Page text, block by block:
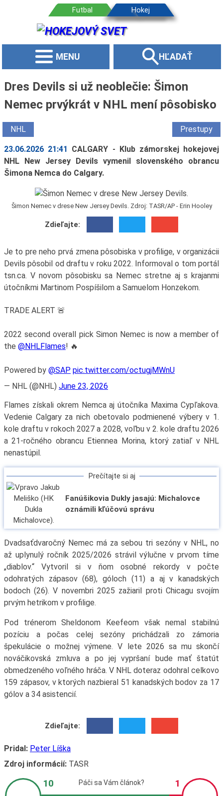
MENU HĽADAŤ
Dres Devils si už neoblečie: Šimon
Nemec prvýkrát v NHL mení pôsobisko
NHL Prestupy
23.06.2026 21:41 CALGARY - Klub zámorskej hokejovej
NHL New Jersey Devils vymenil slovenského obrancu
Šimona Nemca do Calgary.
Šimon Nemec v drese New Jersey Devils. Zdroj: TASR/AP - Erin Hooley
Zdieľajte:
Je to pre neho prvá zmena pôsobiska v profilige, v organizácii
Devils pôsobil od draftu v roku 2022. Informoval o tom portál
tsn.ca. V novom pôsobisku sa Nemec stretne aj s krajanmi
útočníkmi Martinom Pospíšilom a Samuelom Honzekom.
TRADE ALERT 🚨
2022 second overall pick Simon Nemec is now a member of
the @NHLFlames! 🔥
Powered by @SAP pic.twitter.com/octugjMWnU
— NHL (@NHL) June 23, 2026
Flames získali okrem Nemca aj útočníka Maxima Cypľakova.
Vedenie Calgary za nich obetovalo podmienené výbery v 1.
kole draftu v rokoch 2027 a 2028, voľbu v 2. kole draftu 2026
a 21-ročného obrancu Etiennea Morina, ktorý zatiaľ v NHL
nenastúpil.
Prečítajte si aj
Fanúšikovia Dukly jasajú: Michalovce
oznámili kľúčovú správu
Dvadsaťdvaročný Nemec má za sebou tri sezóny v NHL, no
až uplynulý ročník 2025/2026 strávil výlučne v prvom tíme
„diablov.“ Vytvoril si v ňom osobné rekordy v počte
odohratých zápasov (68), góloch (11) a aj v kanadských
bodoch (26). V novembri 2025 zažiaril proti Chicagu svojím
prvým hetrikom v profilige.
Pod trénerom Sheldonom Keefeom však nemal stabilnú
pozíciu a počas celej sezóny prichádzali zo zámoria
špekulácie o možnej výmene. V lete 2026 sa mu skončí
nováčikovská zmluva a po jej vypršaní bude mať štatút
obmedzeného voľného hráča. V NHL doteraz odohral celkovo
159 zápasov, v ktorých nazbieral 51 kanadských bodov za 17
gólov a 34 asistencií.
Zdieľajte:
Pridal: Peter Líška
Zdroj informácií:TASR